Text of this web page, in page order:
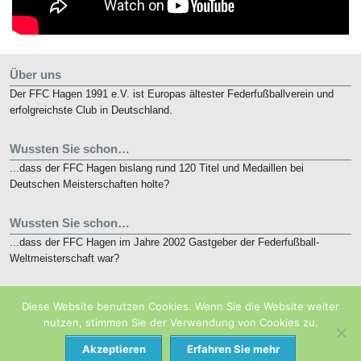
Über uns
Der FFC Hagen 1991 e.V. ist Europas ältester Federfußballverein und
erfolgreichste Club in Deutschland.
Wussten Sie schon…
...dass der FFC Hagen bislang rund 120 Titel und Medaillen bei
Deutschen Meisterschaften holte?
Wussten Sie schon…
...dass der FFC Hagen im Jahre 2002 Gastgeber der Federfußball-
Weltmeisterschaft war?
Die nunmehr 10. French Open finden vom 19. bis 21. Mai 2018 in
Eaubonne bei Paris statt.
Diese Website benutzen Cookies. Wenn Sie die Website weiter
nutzen, stimmen Sie der Verwendung von Cookies zu.
Akzeptieren Erfahren Sie mehr